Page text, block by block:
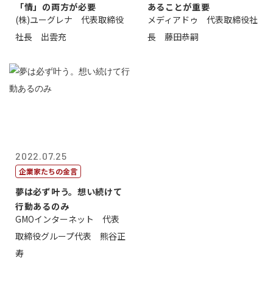
「情」の両方が必要
(株)ユーグレナ 代表取締役
社長 出雲充
あることが重要
メディアドゥ 代表取締役社
長 藤田恭嗣
2022.07.25
企業家たちの金言
夢は必ず叶う。想い続けて
行動あるのみ
GMOインターネット 代表
取締役グループ代表 熊谷正
寿